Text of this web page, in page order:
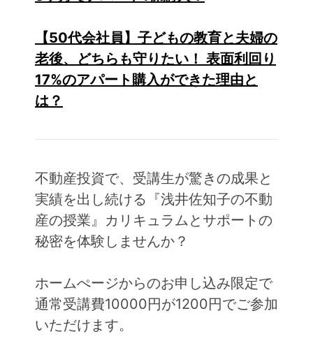
【50代会社員】子どもの教育と夫婦の
老後、どちらも守りたい！ 表面利回り
17%のアパート購入ができた理由と
は？
不動産投資で、受講生が驚きの成果と
実績を出し続ける『浅井佐知子の不動
産の授業』カリキュラムとサポートの
秘密を体験しませんか？
ホームぺージからのお申し込み限定で
通常受講費10000円が1200円でご参加
いただけます。